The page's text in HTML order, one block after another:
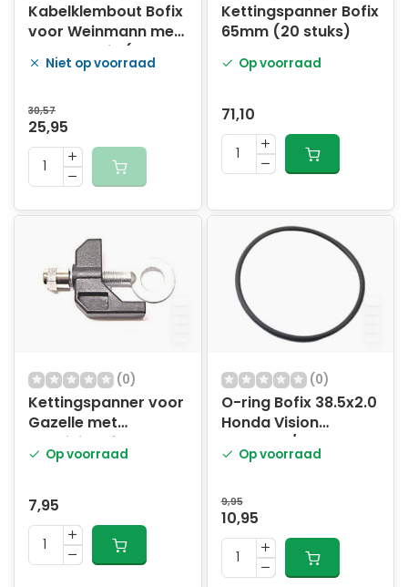
Kabelklembout Bofix
voor Weinmann met
dwarsstukje (25
stuks)
Niet op voorraad
30,57
25,95
Kettingspanner Bofix
65mm (20 stuks)
Op voorraad
71,10
(0)
Kettingspanner voor
Gazelle met
aluminium frame
Op voorraad
7,95
(0)
O-ring Bofix 38.5x2.0
Honda Vision
Wallaroo/Yamaha
BW's /Zest kopl. (12
Op voorraad
9,95
10,95